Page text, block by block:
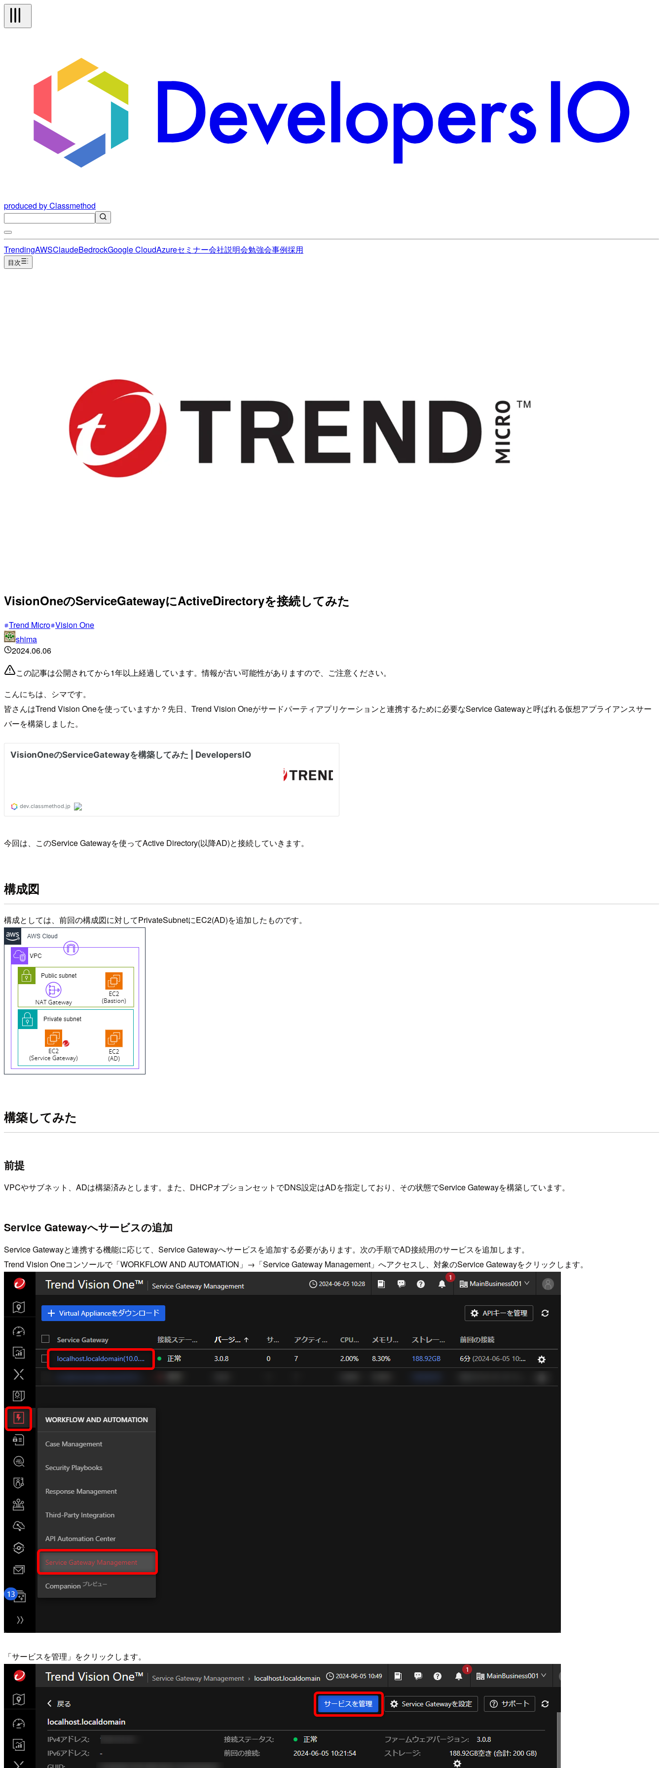
produced by Classmethod
TrendingAWSClaudeBedrockGoogle CloudAzureセミナー会社説明会勉強会事例採用
目次
VisionOneのServiceGatewayにActiveDirectoryを接続してみた
Trend Micro Vision One
shima
2024.06.06
この記事は公開されてから1年以上経過しています。情報が古い可能性がありますので、ご注意ください。
こんにちは、シマです。
皆さんはTrend Vision Oneを使っていますか？先日、Trend Vision Oneがサードパーティアプリケーションと連携するために必要なService Gatewayと呼ばれる仮想アプライアンスサー
バーを構築しました。
今回は、このService Gatewayを使ってActive Directory(以降AD)と接続していきます。
構成図
構成としては、前回の構成図に対してPrivateSubnetにEC2(AD)を追加したものです。
構築してみた
前提
VPCやサブネット、ADは構築済みとします。また、DHCPオプションセットでDNS設定はADを指定しており、その状態でService Gatewayを構築しています。
Service Gatewayへサービスの追加
Service Gatewayと連携する機能に応じて、Service Gatewayへサービスを追加する必要があります。次の手順でAD接続用のサービスを追加します。
Trend Vision Oneコンソールで「WORKFLOW AND AUTOMATION」→「Service Gateway Management」へアクセスし、対象のService Gatewayをクリックします。
「サービスを管理」をクリックします。